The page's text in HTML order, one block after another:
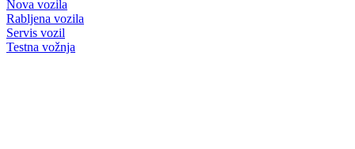
Nova vozila
Rabljena vozila
Servis vozil
Testna vožnja